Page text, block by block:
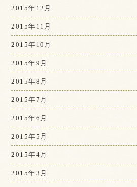
2015年12月
2015年11月
2015年10月
2015年9月
2015年8月
2015年7月
2015年6月
2015年5月
2015年4月
2015年3月